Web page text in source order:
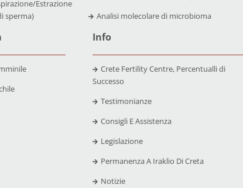
Estrazione
sperma)
Analisi molecolare di microbioma
Info
Crete Fertility Centre, Percentualli di
Successo
Testimonianze
Consigli E Assistenza
Legislazione
Permanenza A Iraklio Di Creta
Notizie